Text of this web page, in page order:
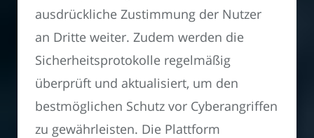
ausdrückliche Zustimmung der Nutzer
an Dritte weiter. Zudem werden die
Sicherheitsprotokolle regelmäßig
überprüft und aktualisiert, um den
bestmöglichen Schutz vor Cyberangriffen
zu gewährleisten. Die Plattform